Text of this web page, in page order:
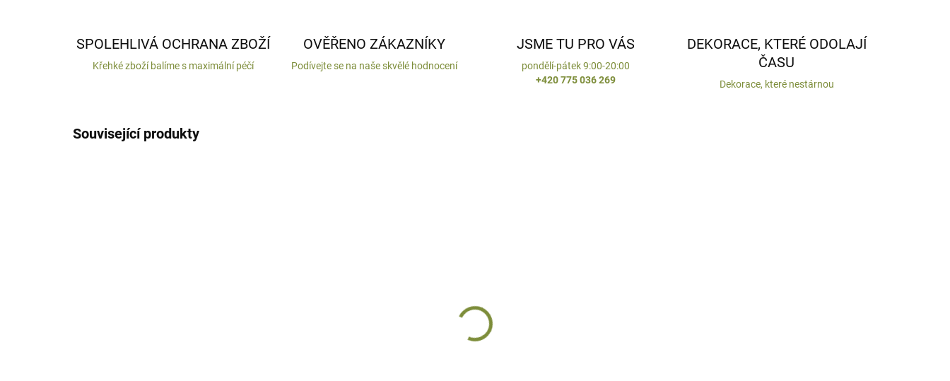
SPOLEHLIVÁ OCHRANA ZBOŽÍ
Křehké zboží balíme s maximální péčí
OVĚŘENO ZÁKAZNÍKY
Podívejte se na naše skvělé hodnocení
JSME TU PRO VÁS
pondělí-pátek 9:00-20:00
+420 775 036 269
DEKORACE, KTERÉ ODOLAJÍ
ČASU
Dekorace, které nestárnou
Související produkty